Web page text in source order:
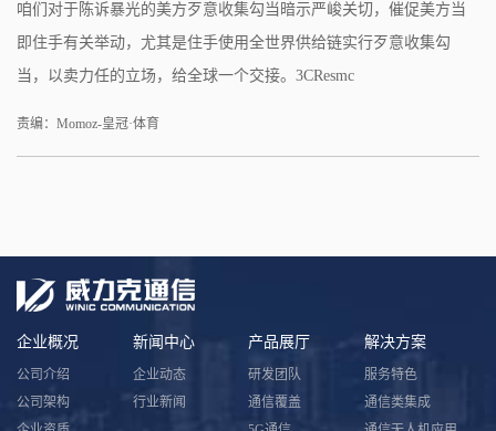
咱们对于陈诉暴光的美方歹意收集勾当暗示严峻关切，催促美方当
即住手有关举动，尤其是住手使用全世界供给链实行歹意收集勾
当，以卖力任的立场，给全球一个交接。3CResmc
责编：Momoz-皇冠·体育
企业概况
公司介绍
公司架构
新闻中心
企业动态
行业新闻
产品展厅
研发团队
通信覆盖
解决方案
服务特色
通信类集成